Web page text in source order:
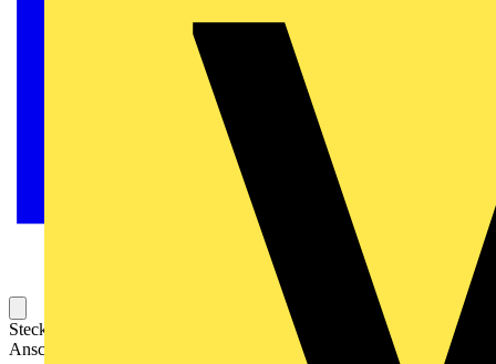
Steckbarer Leiterplatten-Anschluss mit innovativer
Anschlusstechnologie für eine sichere und intuitive Handhabung.